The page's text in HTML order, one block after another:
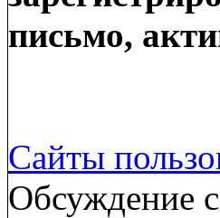
письмо,
Сайты
Обсуждение